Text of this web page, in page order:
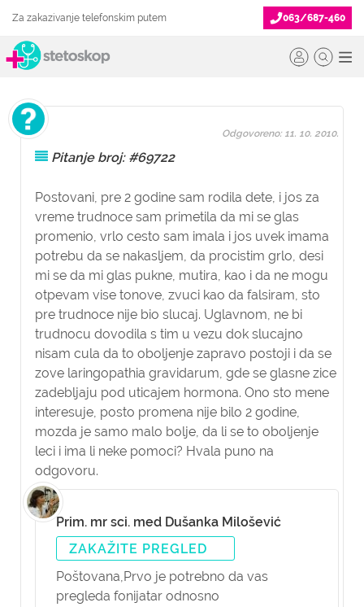
Za zakazivanje telefonskim putem 063/687-460
Pitanje broj: #69722
Postovani, pre 2 godine sam rodila dete, i jos za
vreme trudnoce sam primetila da mi se glas
promenio, vrlo cesto sam imala i jos uvek imama
potrebu da se nakasljem, da procistim grlo, desi
mi se da mi glas pukne, mutira, kao i da ne mogu
otpevam vise tonove, zvuci kao da falsiram, sto
pre trudnoce nije bio slucaj. Uglavnom, ne bi
trudnocu dovodila s tim u vezu dok slucajno
nisam cula da to oboljenje zapravo postoji i da se
zove laringopathia gravidarum, gde se glasne zice
zadebljaju pod uticajem hormona. Ono sto mene
interesuje, posto promena nije bilo 2 godine,
mozda je samo malo bolje, da li se to oboljenje
leci i ima li neke pomoci? Hvala puno na
odgovoru.
Odgovoreno: 11. 10. 2010.
Prim. mr sci. med Dušanka Milošević
ZAKAŽITE PREGLED
Poštovana,Prvo je potrebno da vas
pregleda fonijatar odnosno